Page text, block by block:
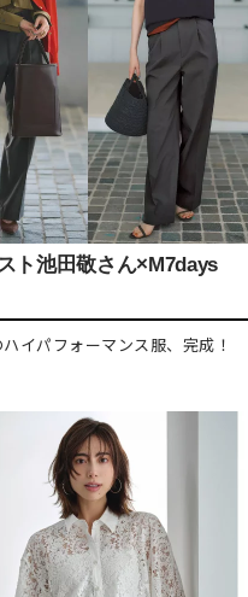
ト池田敬さん×M7days
イパフォーマンス服、完成！